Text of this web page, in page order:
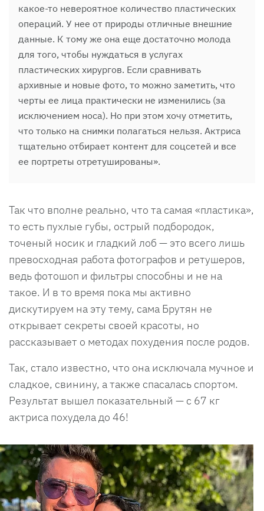
какое-то невероятное количество пластических
операций. У нее от природы отличные внешние
данные. К тому же она еще достаточно молода
для того, чтобы нуждаться в услугах
пластических хирургов. Если сравнивать
архивные и новые фото, то можно заметить, что
черты ее лица практически не изменились (за
исключением носа). Но при этом хочу отметить,
что только на снимки полагаться нельзя. Актриса
тщательно отбирает контент для соцсетей и все
ее портреты отретушированы».
Так что вполне реально, что та самая «пластика»,
то есть пухлые губы, острый подбородок,
точеный носик и гладкий лоб — это всего лишь
превосходная работа фотографов и ретушеров,
ведь фотошоп и фильтры способны и не на
такое. И в то время пока мы активно
дискутируем на эту тему, сама Брутян не
открывает секреты своей красоты, но
рассказывает о методах похудения после родов.
Так, стало известно, что она исключала мучное и
сладкое, свинину, а также спасалась спортом.
Результат вышел показательный — с 67 кг
актриса похудела до 46!